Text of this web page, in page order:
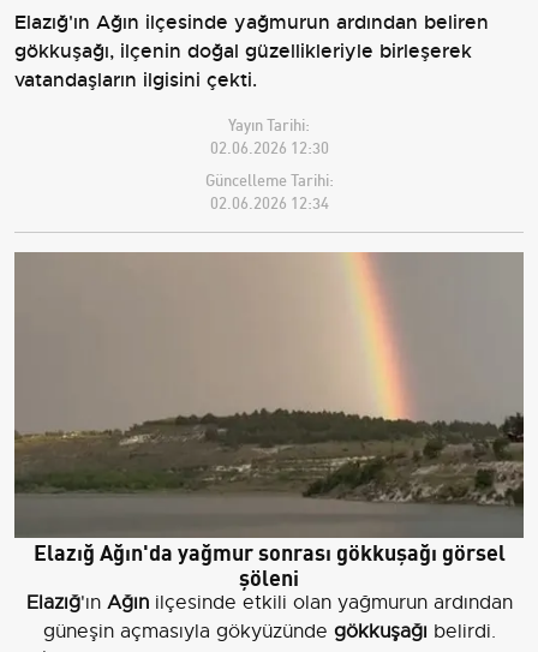
Elazığ'ın Ağın ilçesinde yağmurun ardından beliren
gökkuşağı, ilçenin doğal güzellikleriyle birleşerek
vatandaşların ilgisini çekti.
Yayın Tarihi:
02.06.2026 12:30
Güncelleme Tarihi:
02.06.2026 12:34
Elazığ Ağın'da yağmur sonrası gökkuşağı görsel
şöleni
Elazığ'ın Ağınilçesinde etkili olan yağmurun ardından
güneşin açmasıyla gökyüzünde gökkuşağı belirdi.